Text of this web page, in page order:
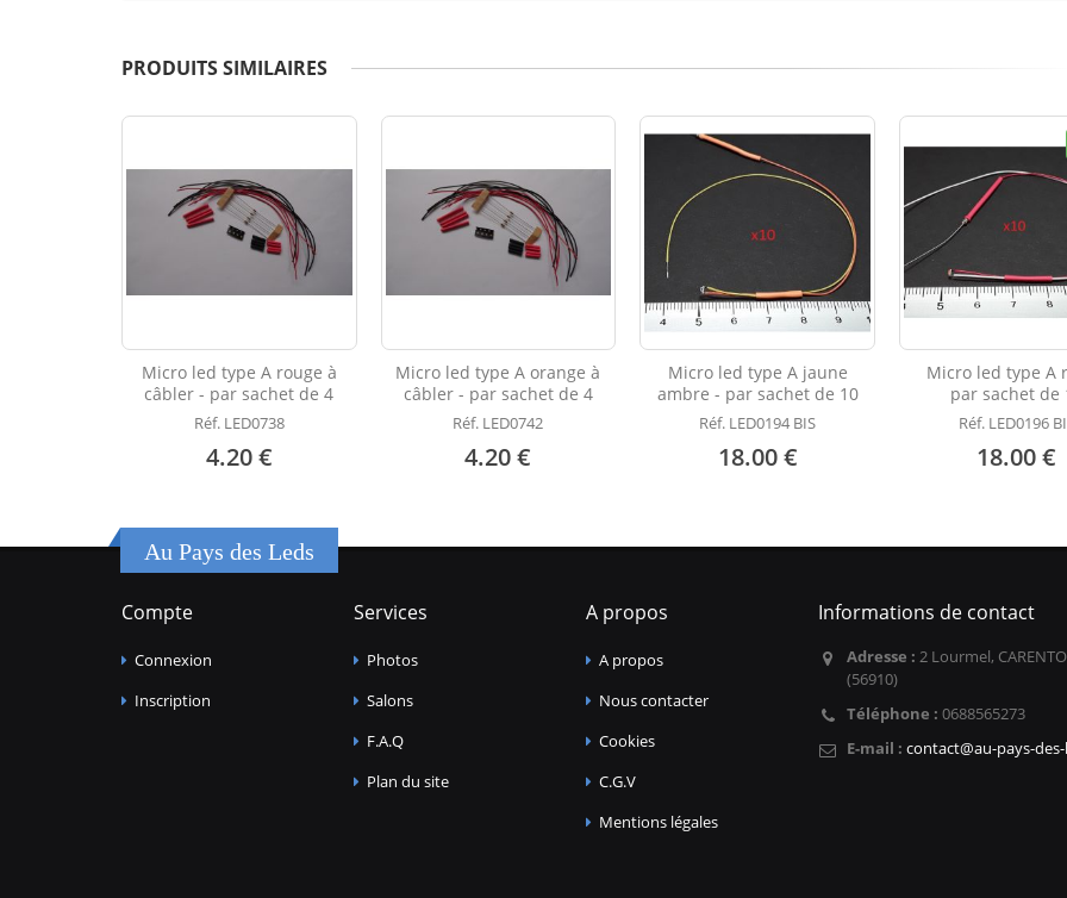
PRODUITS SIMILAIRES
Micro led type A rouge à
câbler - par sachet de 4
Réf. LED0738
4.20 €
Micro led type A orange à
câbler - par sachet de 4
Réf. LED0742
4.20 €
Micro led type A jaune
ambre - par sachet de 10
Réf. LED0194 BIS
18.00 €
Micro led type A
par sachet de
Réf. LED0196
18.00 €
Au Pays des Leds
Compte
Connexion
Inscription
Services
Photos
Salons
F.A.Q
Plan du site
A propos
A propos
Nous contacter
Cookies
C.G.V
Mentions légales
Informations de contact
Adresse : 2 Lourmel,
(56910)
Téléphone : 0688565273
E-mail : contact@au-pays-